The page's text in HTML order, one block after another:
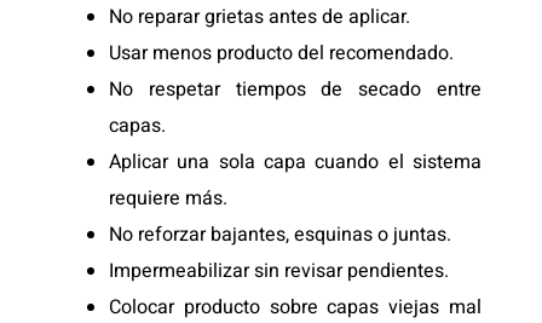
No reparar grietas antes de aplicar.
Usar menos producto del recomendado.
No respetar tiempos de secado entre
capas.
Aplicar una sola capa cuando el sistema
requiere más.
No reforzar bajantes, esquinas o juntas.
Impermeabilizar sin revisar pendientes.
Colocar producto sobre capas viejas mal